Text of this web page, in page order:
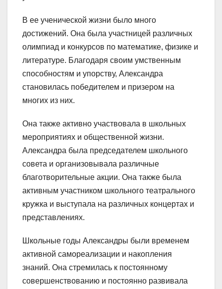
В ее ученической жизни было много
достижений. Она была участницей различных
олимпиад и конкурсов по математике, физике и
литературе. Благодаря своим умственным
способностям и упорству, Александра
становилась победителем и призером на
многих из них.
Она также активно участвовала в школьных
мероприятиях и общественной жизни.
Александра была председателем школьного
совета и организовывала различные
благотворительные акции. Она также была
активным участником школьного театрального
кружка и выступала на различных концертах и
представлениях.
Школьные годы Александры были временем
активной самореализации и накопления
знаний. Она стремилась к постоянному
совершенствованию и постоянно развивала